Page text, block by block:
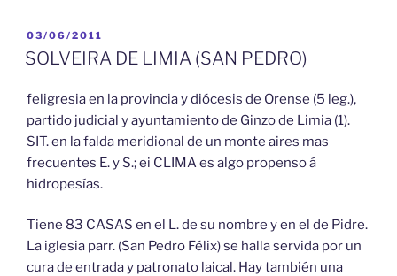
PUBLICADO
EL
03/06/2011
SOLVEIRA DE LIMIA (SAN PEDRO)
feligresia en la provincia y diócesis de Orense (5 leg.),
partido judicial y ayuntamiento de Ginzo de Limia (1).
SIT. en la falda meridional de un monte aires mas
frecuentes E. y S.; ei CLIMA es algo propenso á
hidropesías.
Tiene 83 CASAS en el L. de su nombre y en el de Pidre.
La iglesia parr. (San Pedro Félix) se halla servida por un
cura de entrada y patronato laical. Hay también una